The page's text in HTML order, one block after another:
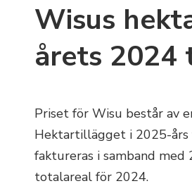
Wisus
årets 2024
Priset för Wisu består av
Hektartillägget i 2025-
faktureras i samband med
totalareal för 2024.